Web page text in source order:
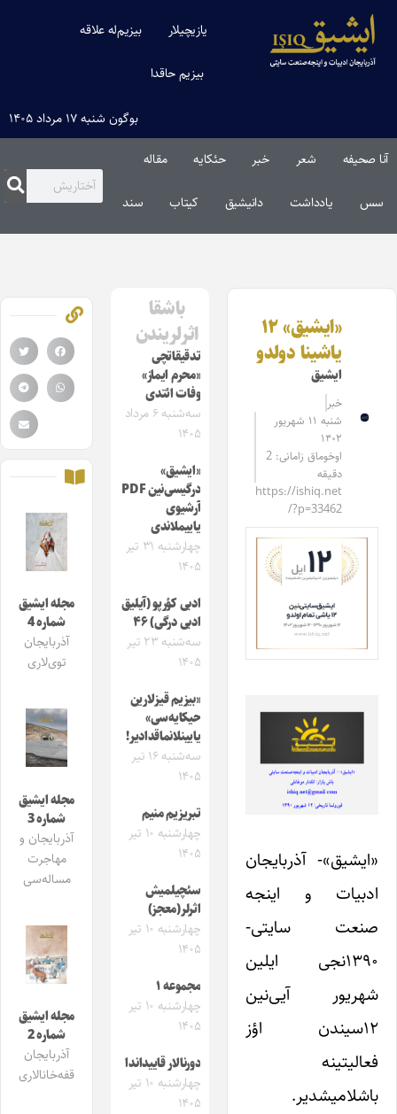
یازیچیلار بیزیم‌له علاقه
بیزیم حاقدا
بوگون شنبه ۱۷ مرداد ۱۴۰۵
آنا صحیفه شعر خبر حئکایه مقاله‌
سس یادداشت دانیشیق کیتاب سند
«ایشیق» ۱۲
یاشینا دولدو
ایشیق
خبر
شنبه ۱۱ شهریور
۱۴۰۲
اوخوماق زامانی: 2
دقیقه
https://ishiq.net
/?p=33462
«ایشیق»- آذربایجان
ادبیات و اینجه
صنعت سایتی-
۱۳۹۰نجی ایلین
شهریور آیی‌نین
۱۲سیندن اؤز
فعالیتینه
باشلامیشدیر.
باشقا
اثرلریندن
تدقیقاتچی
«محرم ایماز»
وفات ائتدی
سه‌شنبه ۶ مرداد
۱۴۰۵
«ایشیق»
درگیسی‌نین PDF
آرشیوی
یاییملاندی
چهارشنبه ۳۱ تیر
۱۴۰۵
ادبی کؤرپو (آیلیق
ادبی درگی) ۴۶
سه‌شنبه ۲۳ تیر
۱۴۰۵
«بیزیم قیزلارین
حیکایه‌سی»
یایینلانماقدادیر!
سه‌شنبه ۱۶ تیر
۱۴۰۵
تبریزیم منیم
چهارشنبه ۱۰ تیر
۱۴۰۵
سئچیلمیش
اثرلر(معجز)
چهارشنبه ۱۰ تیر
۱۴۰۵
مجموعه ۱
چهارشنبه ۱۰ تیر
۱۴۰۵
دورنالار قاییداندا
چهارشنبه ۱۰ تیر
۱۴۰۵
مجله ایشیق
شماره 4
آذربایجان
توی‌لاری
مجله ایشیق
شماره 3
آذربایجان و
مهاجرت
مساله‌سی
مجله ایشیق
شماره 2
آذربایجان
قفه‌خانالاری